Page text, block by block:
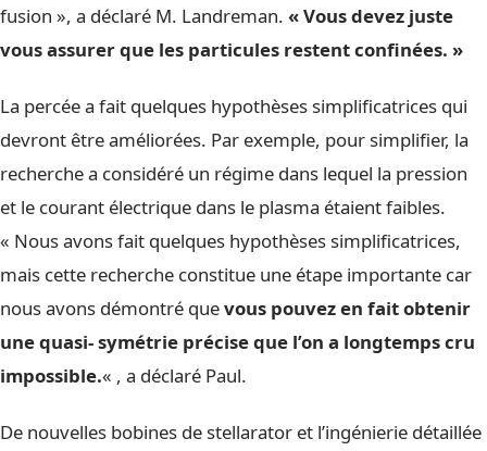
fusion », a déclaré M. Landreman. « Vous devez juste
vous assurer que les particules restent confinées. »
La percée a fait quelques hypothèses simplificatrices qui
devront être améliorées. Par exemple, pour simplifier, la
recherche a considéré un régime dans lequel la pression
et le courant électrique dans le plasma étaient faibles.
« Nous avons fait quelques hypothèses simplificatrices,
mais cette recherche constitue une étape importante car
nous avons démontré quevous pouvez en fait obtenir
une quasi- symétrie précise que l’on a longtemps cru
impossible.« , a déclaré Paul.
De nouvelles bobines de stellarator et l’ingénierie détaillée